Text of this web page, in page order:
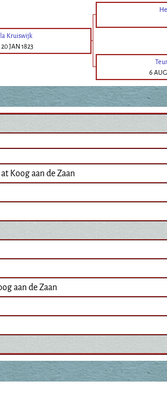
Kruiswijk
20 JAN 1823
6 AUG
at Koog aan de Zaan
aan de Zaan